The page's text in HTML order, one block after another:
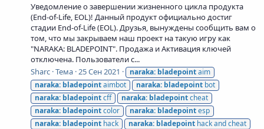
Уведомление о завершении жизненного цикла продукта
(End-of-Life, EOL)! Данный продукт официально достиг
стадии End-of-Life (EOL). Друзья, вынуждены сообщить вам о
том, что мы закрываем наш проект на такую игру как
"NARAKA: BLADEPOINT". Продажа и Активация ключей
отключена. Пользователи с...
Sharc Тема 25 Сен 2021 naraka: bladepointaim
naraka: bladepointaimbot naraka: bladepoint bot
naraka: bladepointcff naraka: bladepointcheat
naraka: bladepointcolor naraka: bladepointesp
naraka: bladepoint hack naraka: bladepoint hack and cheat